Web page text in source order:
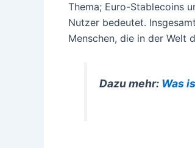
Thema; Euro-Stablecoins
Nutzer bedeutet.
Menschen, die in der Welt
Dazu mehr: Was